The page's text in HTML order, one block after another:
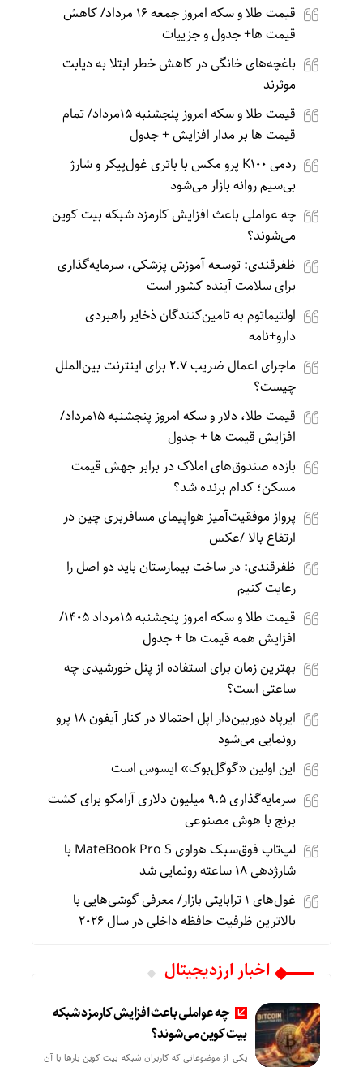
قیمت طلا و سکه امروز جمعه ۱۶ مرداد/ کاهش
قیمت ها+ جدول و جزییات
باغچه‌های خانگی در کاهش خطر ابتلا به دیابت
موثرند
قیمت طلا و سکه امروز پنجشنبه 15مرداد/ تمام
قیمت ها بر مدار افزایش + جدول
ردمی K100 پرو مکس با باتری غول‌پیکر و شارژ
بی‌سیم روانه بازار می‌شود
چه عواملی باعث افزایش کارمزد شبکه بیت کوین
می‌شوند؟
ظفرقندی: توسعه آموزش پزشکی، سرمایه‌گذاری
برای سلامت آینده کشور است
اولتیماتوم به تامین‌کنندگان ذخایر راهبردی
دارو+نامه
ماجرای اعمال ضریب ۲.۷ برای اینترنت بین‌الملل
چیست؟
قیمت طلا، دلار و سکه امروز پنجشنبه 15مرداد/
افزایش قیمت ها + جدول
بازده صندوق‌های املاک در برابر جهش قیمت
مسکن؛ کدام برنده شد؟
پرواز موفقیت‌آمیز هواپیمای مسافربری چین در
ارتفاع بالا /عکس
ظفرقندی: در ساخت بیمارستان باید دو اصل را
رعایت کنیم
قیمت طلا و سکه امروز پنجشنبه 15مرداد 1405/
افزایش همه قیمت ها + جدول
بهترین زمان برای استفاده از پنل خورشیدی چه
ساعتی است؟
ایرپاد دوربین‌دار اپل احتمالا در کنار آیفون ۱۸ پرو
رونمایی می‌شود
این اولین «گوگل‌بوک» ایسوس است
سرمایه‌گذاری ۹.۵ میلیون دلاری آرامکو برای کشت
برنج با هوش مصنوعی
لپ‌تاپ فوق‌سبک هواوی MateBook Pro S با
شارژدهی ۱۸ ساعته رونمایی شد
غول‌های ۱ ترابایتی بازار/ معرفی گوشی‌هایی با
بالاترین ظرفیت حافظه داخلی در سال ۲۰۲۶
اخبار ارزدیجیتال
چه عواملی باعث افزایش کارمزد شبکه
بیت کوین می‌شوند؟
یکی از موضوعاتی که کاربران شبکه بیت کوین بارها با آن